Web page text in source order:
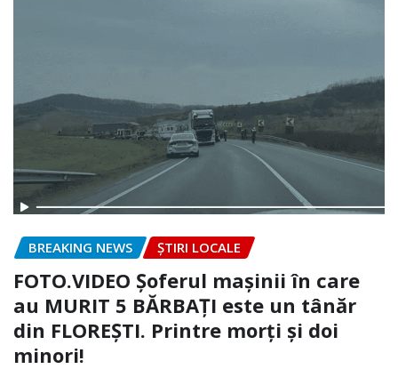
BREAKING NEWS ȘTIRI LOCALE
FOTO.VIDEO Șoferul mașinii în care
au MURIT 5 BĂRBAȚI este un tânăr
din FLOREȘTI. Printre morți și doi
minori!